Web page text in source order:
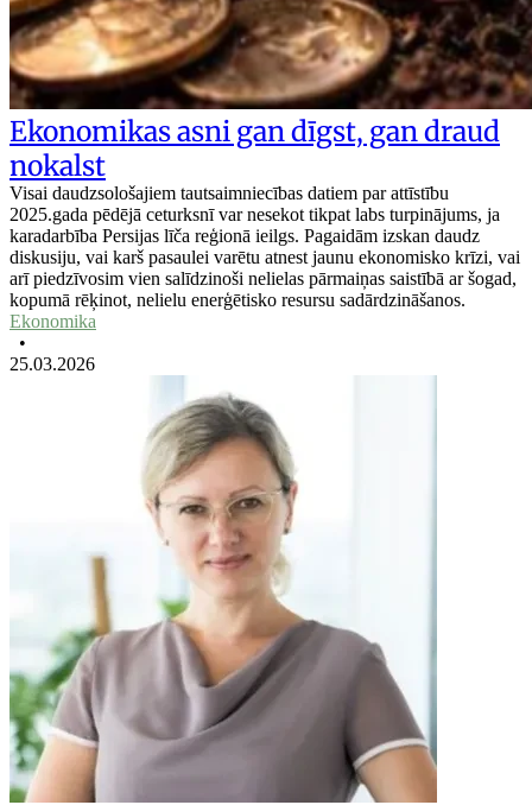
Ekonomikas asni gan dīgst, gan draud
nokalst
Visai daudzsološajiem tautsaimniecības datiem par attīstību
2025.gada pēdējā ceturksnī var nesekot tikpat labs turpinājums, ja
karadarbība Persijas līča reģionā ieilgs. Pagaidām izskan daudz
diskusiju, vai karš pasaulei varētu atnest jaunu ekonomisko krīzi, vai
arī piedzīvosim vien salīdzinoši nelielas pārmaiņas saistībā ar šogad,
kopumā rēķinot, nelielu enerģētisko resursu sadārdzināšanos.
Ekonomika
•
25.03.2026